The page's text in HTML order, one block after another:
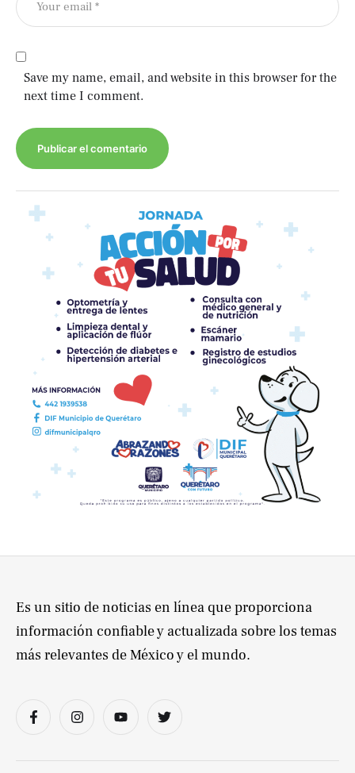
Save my name, email, and website in this browser for the
next time I comment.
Es un sitio de noticias en línea que proporciona
información confiable y actualizada sobre los temas
más relevantes de México y el mundo.